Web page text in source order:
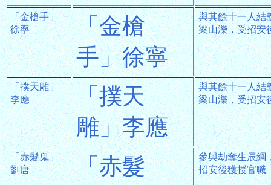
「金槍手」
徐寧
「金槍
手」徐寧
與其餘十一人結
梁山濼，受招安
「撲天雕」
李應
「撲天
雕」李應
與其餘十一人結
梁山濼，受招安
「赤髮鬼」
劉唐
「赤髮
參與劫奪生辰綱
招安後獲授官職